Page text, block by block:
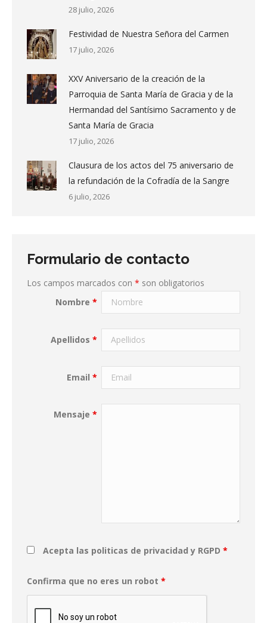
28 julio, 2026
Festividad de Nuestra Señora del Carmen
17 julio, 2026
XXV Aniversario de la creación de la
Parroquia de Santa María de Gracia y de la
Hermandad del Santísimo Sacramento y de
Santa María de Gracia
17 julio, 2026
Clausura de los actos del 75 aniversario de
la refundación de la Cofradía de la Sangre
6 julio, 2026
Formulario de contacto
Los campos marcados con * son obligatorios
Nombre*
Apellidos*
Email*
Mensaje*
Acepta las politicas de privacidad y RGPD *
Confirma que no eres un robot *